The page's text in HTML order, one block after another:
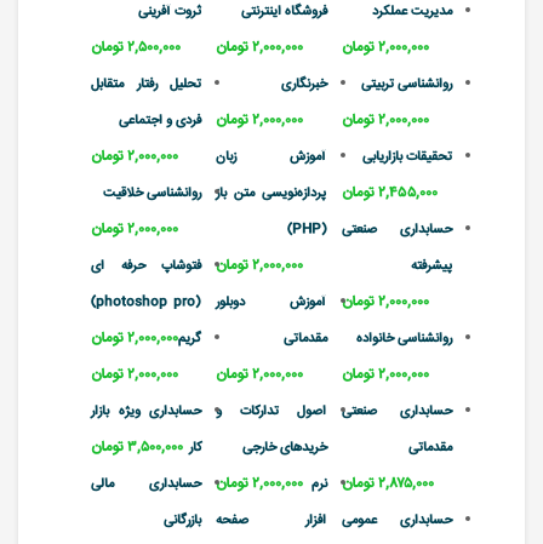
مدیریت عملکرد
۲,۰۰۰,۰۰۰ تومان
روانشناسی تربیتی
۲,۰۰۰,۰۰۰ تومان
تحقیقات بازاریابی
۲,۴۵۵,۰۰۰ تومان
حسابداری صنعتی
پیشرفته
۲,۰۰۰,۰۰۰ تومان
روانشناسی خانواده
۲,۰۰۰,۰۰۰ تومان
حسابداری صنعتی
مقدماتی
۲,۸۷۵,۰۰۰ تومان
حسابداری عمومی
فروشگاه اینترنتی
۲,۰۰۰,۰۰۰ تومان
خبرنگاری
۲,۰۰۰,۰۰۰ تومان
آموزش زبان
پردازه‌نویسی متن باز
(PHP)
۲,۰۰۰,۰۰۰ تومان
آموزش دوبلور
مقدماتی
۲,۰۰۰,۰۰۰ تومان
اصول تدارکات و
خریدهای خارجی
۲,۰۰۰,۰۰۰ تومان نرم
افزار صفحه
ثروت آفرینی
۲,۵۰۰,۰۰۰ تومان
تحلیل رفتار متقابل
فردی و اجتماعی
۲,۰۰۰,۰۰۰ تومان
روانشناسی خلاقیت
۲,۰۰۰,۰۰۰ تومان
فتوشاپ حرفه ای
(photoshop pro)
۲,۰۰۰,۰۰۰ تومانگریم
۲,۰۰۰,۰۰۰ تومان
حسابداری ویژه بازار
کار ۳,۵۰۰,۰۰۰ تومان
حسابداری مالی
بازرگانی